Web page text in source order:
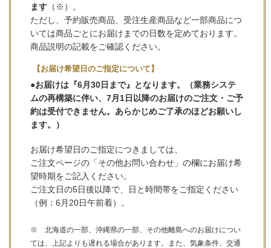
ます （※）。
ただし、予約販売商品、受注生産商品など一部商品につ
いては商品ごとにお届けまでの日数を定めております。
商品説明の記載をご確認ください。
【お届け希望日のご指定について】
●お届けは『6月30日まで』となります。（業務システ
ムの再構築に伴い、7月1日以降のお届けのご注文・ご予
約は受付できません。あらかじめご了承のほどお願いし
ます。）
お届け希望日のご指定につきましては、
ご注文ページの「その他お問い合わせ」の欄にお届け希
望時期をご記入ください。
ご注文日の5日後以降で、日と時間帯をご指定ください
（例：6月20日午前着）。
※ 北海道の一部、沖縄県の一部、その他離島へのお届けについ
ては、上記よりも遅れる場合があります。また、気象条件、交通